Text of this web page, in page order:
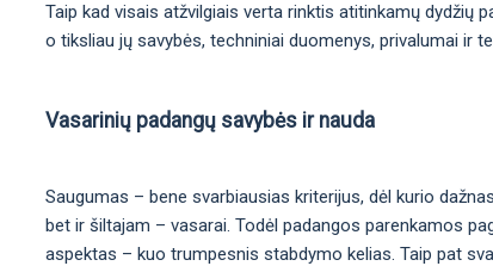
Taip kad visais atžvilgiais verta rinktis atitinkamų dydžių
o tiksliau jų savybės, techniniai duomenys, privalumai ir
Vasarinių padangų savybės ir nauda
Saugumas – bene svarbiausias kriterijus, dėl kurio
bet ir šiltajam – vasarai. Todėl padangos parenkamos
aspektas – kuo trumpesnis stabdymo kelias. Taip pat